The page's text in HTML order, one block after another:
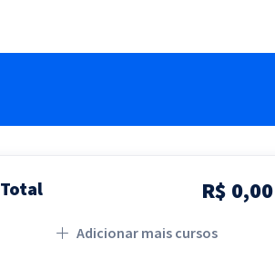
Total R$ 0,00
Adicionar mais cursos